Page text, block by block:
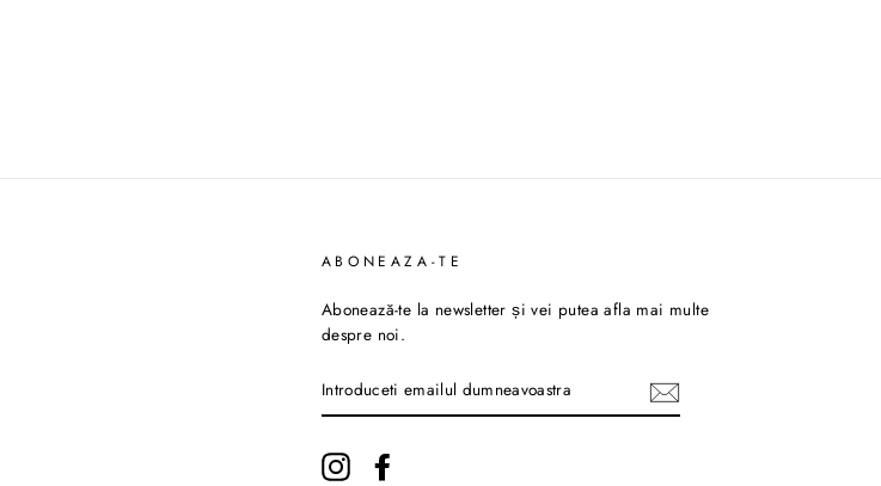
ABONEAZA-TE
Abonează-te la newsletter și vei putea afla mai multe
despre noi.
EMAILUL
DUMNEAVOASTRA
Instagram